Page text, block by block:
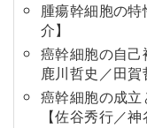
腫瘍幹細胞の
介】
癌幹細胞の自
鹿川哲史／田賀
癌幹細胞の成
【佐谷秀行／神